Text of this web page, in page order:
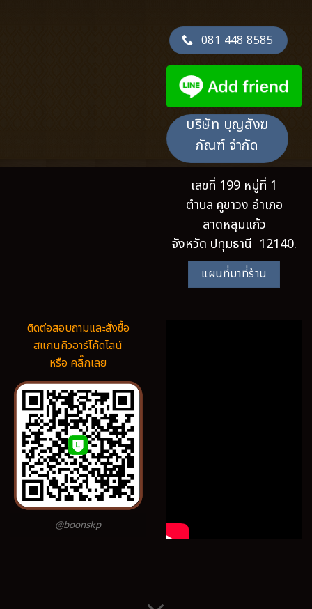
081 448 8585
บริษัท บุญสังฆ
ภัณฑ์ จำกัด
เลขที่ 199 หมู่ที่ 1
ตำบล คูขาวง อำเภอ
ลาดหลุมแก้ว
จังหวัด ปทุมธานี 12140.
แผนที่มาที่ร้าน
ติดต่อสอบถามและสั่งซื้อ
สแกนคิวอาร์โค้ดไลน์
หรือ คลิ๊กเลย
@boonskp